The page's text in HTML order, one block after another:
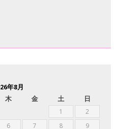
年8月
木 金 土 日
1
2
6 7 8
9